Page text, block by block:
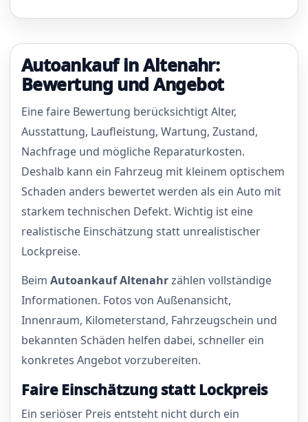
Autoankauf in Altenahr:
Bewertung und Angebot
Eine faire Bewertung berücksichtigt Alter,
Ausstattung, Laufleistung, Wartung, Zustand,
Nachfrage und mögliche Reparaturkosten.
Deshalb kann ein Fahrzeug mit kleinem optischem
Schaden anders bewertet werden als ein Auto mit
starkem technischen Defekt. Wichtig ist eine
realistische Einschätzung statt unrealistischer
Lockpreise.
Beim Autoankauf Altenahrzählen vollständige
Informationen. Fotos von Außenansicht,
Innenraum, Kilometerstand, Fahrzeugschein und
bekannten Schäden helfen dabei, schneller ein
konkretes Angebot vorzubereiten.
Faire Einschätzung statt Lockpreis
Ein seriöser Preis entsteht nicht durch ein